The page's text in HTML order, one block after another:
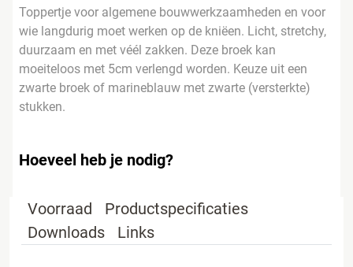
Toppertje voor algemene bouwwerkzaamheden en voor
wie langdurig moet werken op de kniëen. Licht, stretchy,
duurzaam en met véél zakken. Deze broek kan
moeiteloos met 5cm verlengd worden. Keuze uit een
zwarte broek of marineblauw met zwarte (versterkte)
stukken.
Hoeveel heb je nodig?
Voorraad
Productspecificaties
Downloads
Links